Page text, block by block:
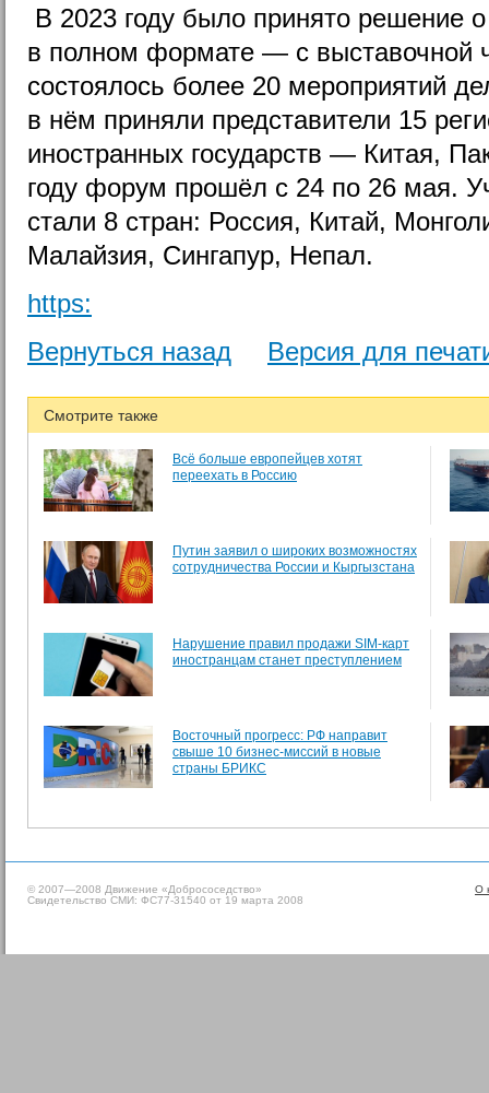
В 2023 году было принято решение
в полном формате — с выставочной
состоялось более 20 мероприятий
в нём приняли представители 15
иностранных государств — Китая,
году форум прошёл с 24 по 26 мая.
стали 8 стран: Россия, Китай,
Малайзия, Сингапур, Непал.
https:
Вернуться назад
Версия для
Смотрите также
Всё больше европейцев хотят
переехать в Россию
Путин заявил о широких возможностях
сотрудничества России и Кыргызстана
Нарушение правил продажи SIM-карт
иностранцам станет преступлением
Восточный прогресс: РФ направит
свыше 10 бизнес-миссий в новые
страны БРИКС
О
© 2007—2008 Движение «Добрососедство»
Свидетельство СМИ: ФС77-31540 от 19 марта 2008